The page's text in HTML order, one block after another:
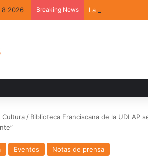
8 2026 Breaking News La convivencia
Cultura / Biblioteca Franciscana de la UDLAP
Eventos Notas de prensa